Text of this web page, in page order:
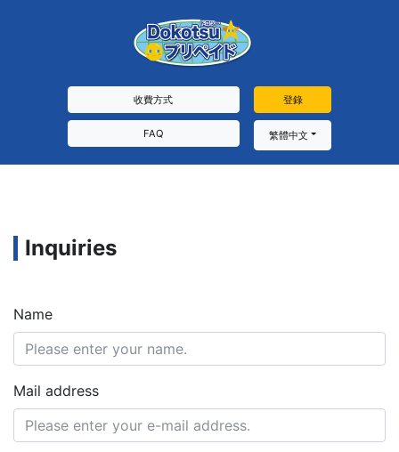
收費方式
FAQ
登錄
繁體中文
Inquiries
Name
Mail address